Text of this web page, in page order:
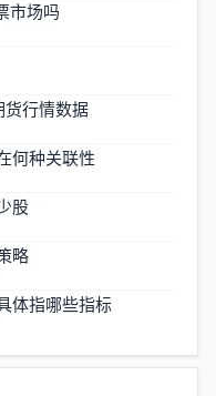
市场吗
货行情数据
何种关联性
股
略
体指哪些指标